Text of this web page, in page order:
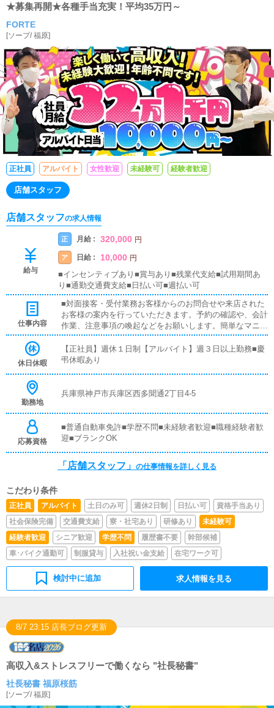
★募集再開★各種手当充実！平均35万円～
FORTE
[ソープ/福原]
正社員 アルバイト 女性歓迎 未経験可 経験者歓迎
店舗スタッフ
店舗スタッフの求人情報
給与
正 月給 : 320,000 円
ア 日給 : 10,000 円
■インセンティブあり■賞与あり■残業代支給■試用期間あ
り■通勤交通費支給■日払い可■週払い可
仕事内容
■対面接客・受付業務お客様からのお問合せや来店された
お客様の案内を行っていただきます。予約の確認や、会計
作業、注意事項の喚起などをお願いします。簡単なマニュ
アルや、先輩スタッフに付いて業務内容を見ながら徐々に
覚えていただきますので、未経験の方でも安心して働けま
す。■企画の立案店舗イベントや店舗運営など様々な企画
など、売上UPに繋がる施策の提案を行っていただきま
店舗情報更新作業を行っていただきます。キャストの出勤
情報やイベント、求人ブログの作成となります。基本的に
はボタンを押すだけや、ブログの更新時に簡単に文字が入
きます。■清掃・備品管理お客様やキャストの方に快適に
お過ごしいただくため、店内の清掃や備品の管理・補充を
休日休暇
【正社員】週休１日制【アルバイト】週３日以上勤務■慶
弔休暇あり
勤務地
兵庫県神戸市兵庫区西多聞通2丁目4-5
応募資格
■普通自動車免許■学歴不問■未経験者歓迎■職種経験者歓
迎■ブランクOK
「店舗スタッフ」 の仕事情報を詳しく見る
こだわり条件
正社員 アルバイト 土日のみ可 週休2日制 日払い可
資格手当あり
社会保険完備
交通費支給 寮・社宅あり 研修あり
未経験可
経験者歓迎
シニア歓迎 学歴不問 履歴書不要
幹部候補
車･バイク通勤可
制服貸与 入社祝い金支給 在宅ワーク可
検討中に追加 求人情報を見る
8/7 23:15 店長ブログ更新
高収入&ストレスフリーで働くなら "社長秘書"
社長秘書 福原桜筋
[ソープ/福原]